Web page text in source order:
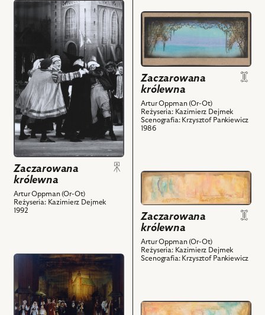
Kogut
i
powiązanych
z
nim
obiektów
przejdź
obiektu
Zaczarowana
królewna,
Na
zdjęciu:
scena
zbiorowa
i
powiązanych
z
obiektów
Zaczarowana
królewna
Artur Oppman (Or-Ot)
Reżyseria: Kazimierz Dejmek
1992
przejdź
do
obiektu
Zaczarowana
królewna,
Projekt:
scenografia
i
powiązanych
Zaczarowana
królewna
Artur Oppman (Or-Ot)
Reżyseria: Kazimierz Dejmek
Scenografia: Krzysztof Pankiewicz
1986
przejdź
do
obiektu
Zaczarowana
królewna,
Projekt:
scenografia
nim
Zaczarowana
królewna
Artur Oppman (Or-Ot)
Reżyseria: Kazimierz Dejmek
Scenografia: Krzysztof Pankiewicz
przejdź
obiektu
Zaczarowana
królewna,
przejdź